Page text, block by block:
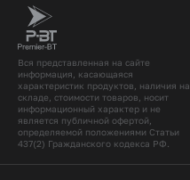
Вся представленная на сайте
информация, касающаяся
характеристик продуктов, наличия на
складе, стоимости товаров, носит
информационный характер и не
является публичной офертой,
определяемой положениями Статьи
437(2) Гражданского кодекcа РФ.